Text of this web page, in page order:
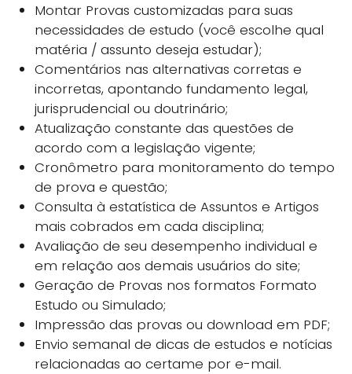
Montar Provas customizadas para suas
necessidades de estudo (você escolhe qual
matéria / assunto deseja estudar);
Comentários nas alternativas corretas e
incorretas, apontando fundamento legal,
jurisprudencial ou doutrinário;
Atualização constante das questões de
acordo com a legislação vigente;
Cronômetro para monitoramento do tempo
de prova e questão;
Consulta à estatística de Assuntos e Artigos
mais cobrados em cada disciplina;
Avaliação de seu desempenho individual e
em relação aos demais usuários do site;
Geração de Provas nos formatos Formato
Estudo ou Simulado;
Impressão das provas ou download em PDF;
Envio semanal de dicas de estudos e notícias
relacionadas ao certame por e-mail.